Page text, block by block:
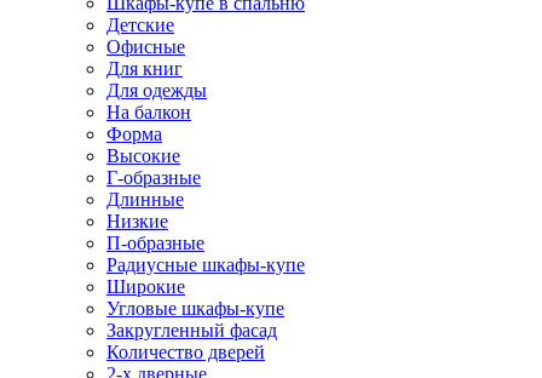
Детские
Офисные
Для книг
Для одежды
На балкон
Форма
Высокие
Г-образные
Длинные
Низкие
П-образные
Радиусные шкафы-купе
Широкие
Угловые шкафы-купе
Закругленный фасад
Количество дверей
2-х дверные